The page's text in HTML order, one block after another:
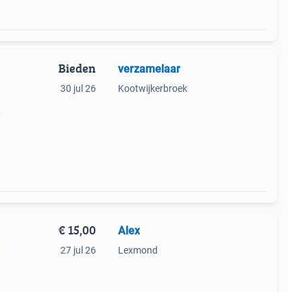
Bieden
30 jul 26
verzamelaar
Kootwijkerbroek
€ 15,00
27 jul 26
Alex
Lexmond